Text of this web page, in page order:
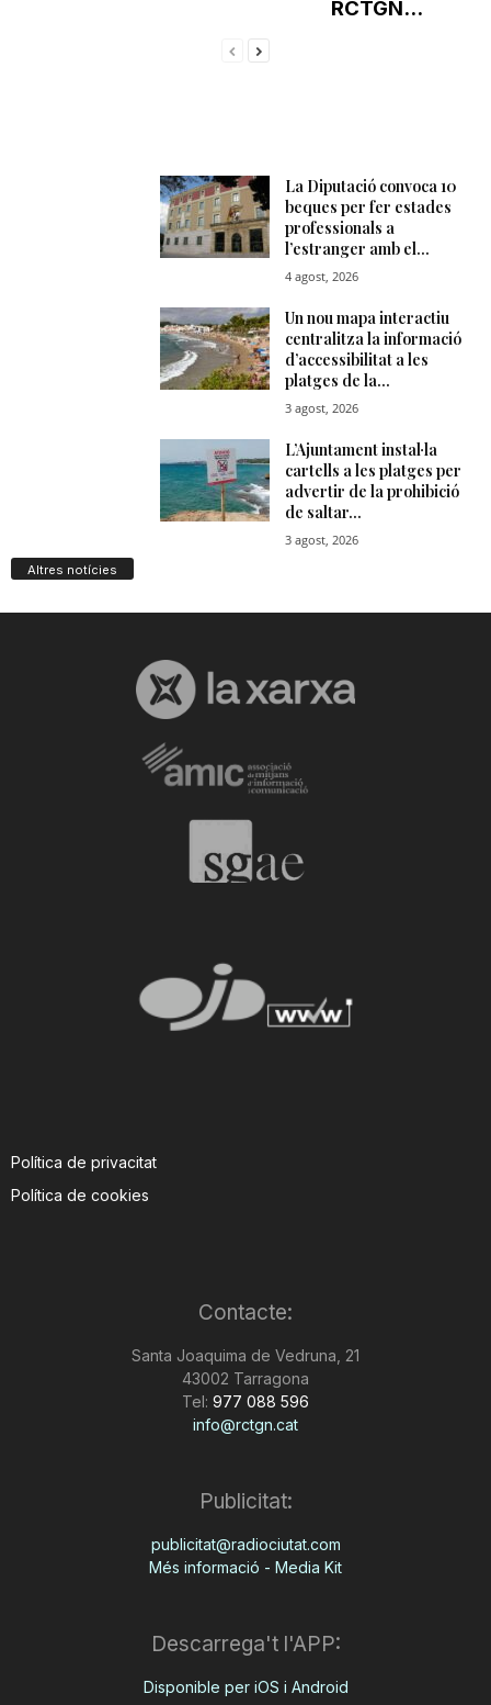
RCTGN...
Altres notícies
Política de privacitat
Política de cookies
Contacte:
Santa Joaquima de Vedruna, 21
43002 Tarragona
Tel: 977 088 596
info@rctgn.cat
Publicitat:
publicitat@radiociutat.com
Més informació - Media Kit
Descarrega't l'APP:
Disponible per iOS i Android